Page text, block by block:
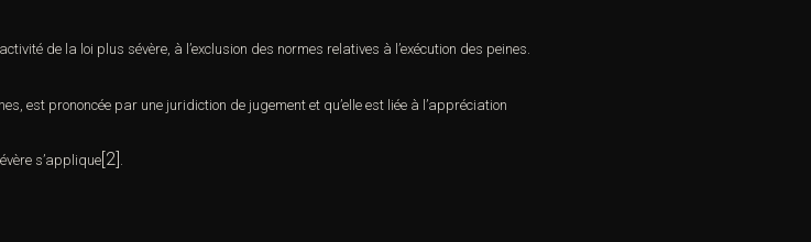
de la loi plus sévère, à l’exclusion des normes relatives à l’exécution des peines.
est prononcée par une juridiction de jugement et qu’elle est liée à l’appréciation
s’applique[2] .